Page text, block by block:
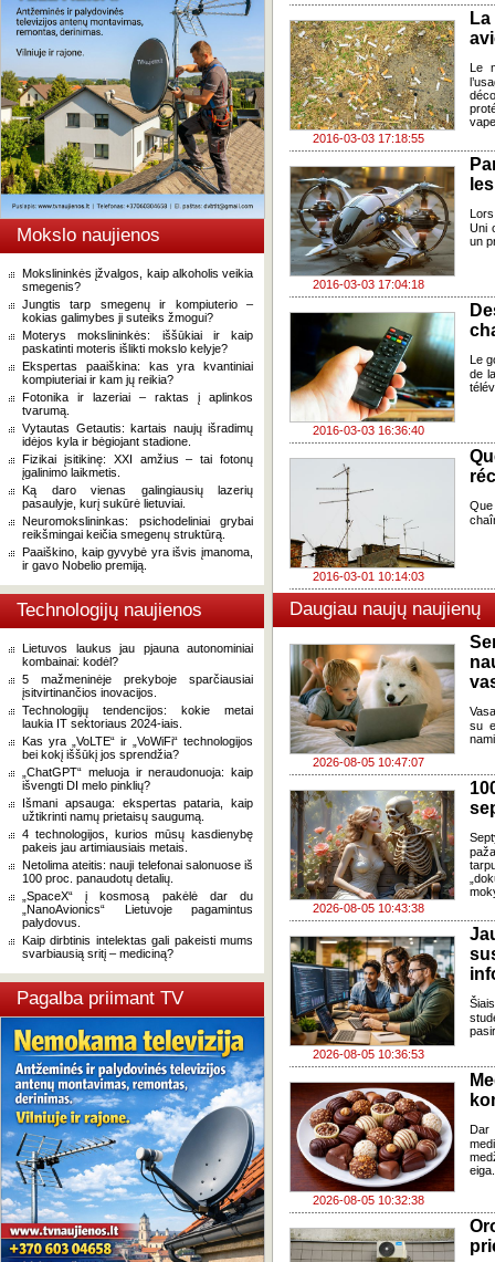
Mokslo naujienos
Mokslininkės įžvalgos, kaip alkoholis veikia
smegenis?
Jungtis tarp smegenų ir kompiuterio –
kokias galimybes ji suteiks žmogui?
Moterys mokslininkės: iššūkiai ir kaip
paskatinti moteris išlikti mokslo kelyje?
Ekspertas paaiškina: kas yra kvantiniai
kompiuteriai ir kam jų reikia?
Fotonika ir lazeriai – raktas į aplinkos
tvarumą.
Vytautas Getautis: kartais naujų išradimų
idėjos kyla ir bėgiojant stadione.
Fizikai įsitikinę: XXI amžius – tai fotonų
įgalinimo laikmetis.
Ką daro vienas galingiausių lazerių
pasaulyje, kurį sukūrė lietuviai.
Neuromokslininkas: psichodeliniai grybai
reikšmingai keičia smegenų struktūrą.
Paaiškino, kaip gyvybė yra išvis įmanoma,
ir gavo Nobelio premiją.
Technologijų naujienos
Lietuvos laukus jau pjauna autonominiai
kombainai: kodėl?
5 mažmeninėje prekyboje sparčiausiai
įsitvirtinančios inovacijos.
Technologijų tendencijos: kokie metai
laukia IT sektoriaus 2024-iais.
Kas yra „VoLTE“ ir „VoWiFi“ technologijos
bei kokį iššūkį jos sprendžia?
„ChatGPT“ meluoja ir neraudonuoja: kaip
išvengti DI melo pinklių?
Išmani apsauga: ekspertas pataria, kaip
užtikrinti namų prietaisų saugumą.
4 technologijos, kurios mūsų kasdienybę
pakeis jau artimiausiais metais.
Netolima ateitis: nauji telefonai salonuose iš
100 proc. panaudotų detalių.
„SpaceX“ į kosmosą pakėlė dar du
„NanoAvionics“ Lietuvoje pagamintus
palydovus.
Kaip dirbtinis intelektas gali pakeisti mums
svarbiausią sritį – mediciną?
Pagalba priimant TV
2016-03-03 17:18:55
Le
2016-03-03 17:04:18
Uni
un
2016-03-03 16:36:40
Le
de
2016-03-01 10:14:03
Daugiau naujų naujienų
2026-08-05 10:47:07
su
2026-08-05 10:43:38
2026-08-05 10:36:53
2026-08-05 10:32:38
Dar